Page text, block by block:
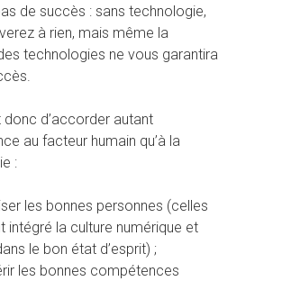
de succès : sans technologie,
à rien, mais même la
technologies ne vous garantira
donc d’accorder autant
au facteur humain qu’à la
:
les bonnes personnes (celles
intégré la culture numérique et
le bon état d’esprit) ;
les bonnes compétences